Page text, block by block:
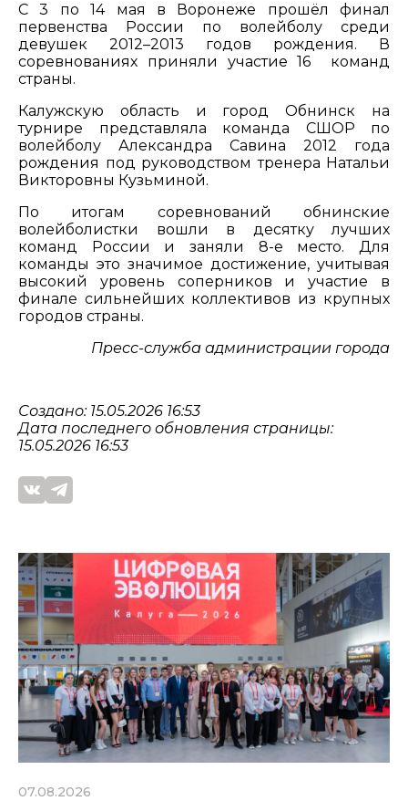
С 3 по 14 мая в Воронеже прошёл финал
первенства России по волейболу среди
девушек 2012–2013 годов рождения. В
соревнованиях приняли участие 16 команд
страны.
Калужскую область и город Обнинск на
турнире представляла команда СШОР по
волейболу Александра Савина 2012 года
рождения под руководством тренера Натальи
Викторовны Кузьминой.
По итогам соревнований обнинские
волейболистки вошли в десятку лучших
команд России и заняли 8-е место. Для
команды это значимое достижение, учитывая
высокий уровень соперников и участие в
финале сильнейших коллективов из крупных
городов страны.
Пресс-служба администрации города
Создано: 15.05.2026 16:53
Дата последнего обновления страницы:
15.05.2026 16:53
07.08.2026